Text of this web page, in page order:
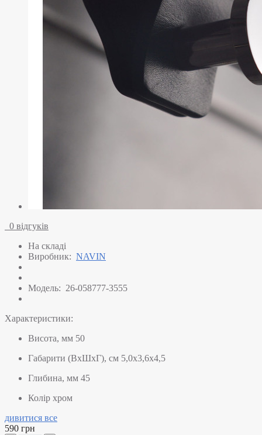
0 відгуків
На складі
Виробник: NAVIN
Модель: 26-058777-3555
Характеристики:
Висота, мм 50
Габарити (ВхШхГ), см 5,0х3,6х4,5
Глибина, мм 45
Колір хром
дивитися все
590 грн